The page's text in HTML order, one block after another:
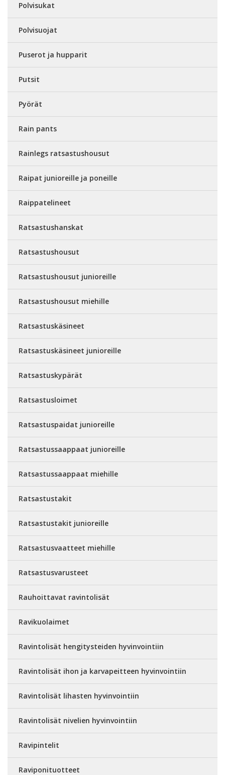
Polvisukat
Polvisuojat
Puserot ja hupparit
Putsit
Pyörät
Rain pants
Rainlegs ratsastushousut
Raipat junioreille ja poneille
Raippatelineet
Ratsastushanskat
Ratsastushousut
Ratsastushousut junioreille
Ratsastushousut miehille
Ratsastuskäsineet
Ratsastuskäsineet junioreille
Ratsastuskypärät
Ratsastusloimet
Ratsastuspaidat junioreille
Ratsastussaappaat junioreille
Ratsastussaappaat miehille
Ratsastustakit
Ratsastustakit junioreille
Ratsastusvaatteet miehille
Ratsastusvarusteet
Rauhoittavat ravintolisät
Ravikuolaimet
Ravintolisät hengitysteiden hyvinvointiin
Ravintolisät ihon ja karvapeitteen hyvinvointiin
Ravintolisät lihasten hyvinvointiin
Ravintolisät nivelien hyvinvointiin
Ravipintelit
Raviponituotteet